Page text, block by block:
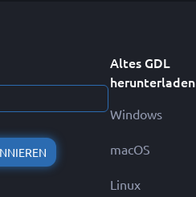
Altes GDL
herunterladen
Windows
macOS
Linux